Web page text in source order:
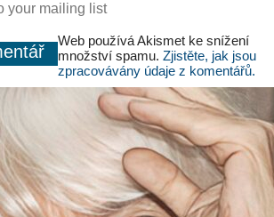
your mailing list
Web používá Akismet ke snížení
množství spamu. Zjistěte, jak jsou
zpracovávány údaje z komentářů.